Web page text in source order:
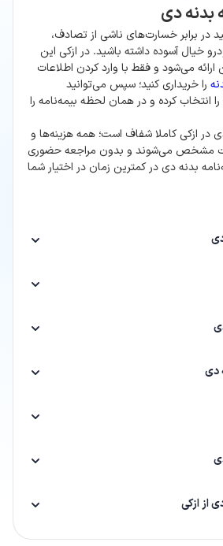
بدنه دی
در برابر خسارت‌های ناشی از تصادف،
خیال آسوده داشته باشید. در ازکی این
ارائه می‌شود و فقط با وارد کردن اطلاعات
را خریداری کنید؛ سپس می‌توانید
انتخاب کرده و در همان لحظه بیمه‌نامه را
در ازکی کاملا شفاف است؛ همه هزینه‌ها و
مشخص می‌شوند و بدون مراجعه حضوری
بدنه دی در کمترین زمان در اختیار شما
دی
از ازکی